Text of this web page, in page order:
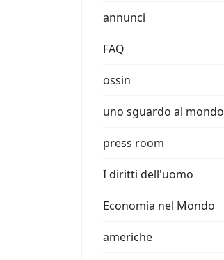
annunci
FAQ
ossin
uno sguardo al mondo
press room
I diritti dell'uomo
Economia nel Mondo
americhe